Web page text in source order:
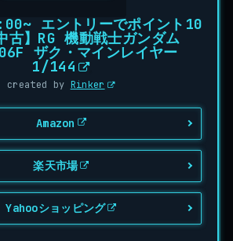
エントリーでポイント10
古】RG 機動戦士ガンダム
ザク・マインレイヤー
1/144
created by Rinker
Amazon
楽天市場
Yahooショッピング